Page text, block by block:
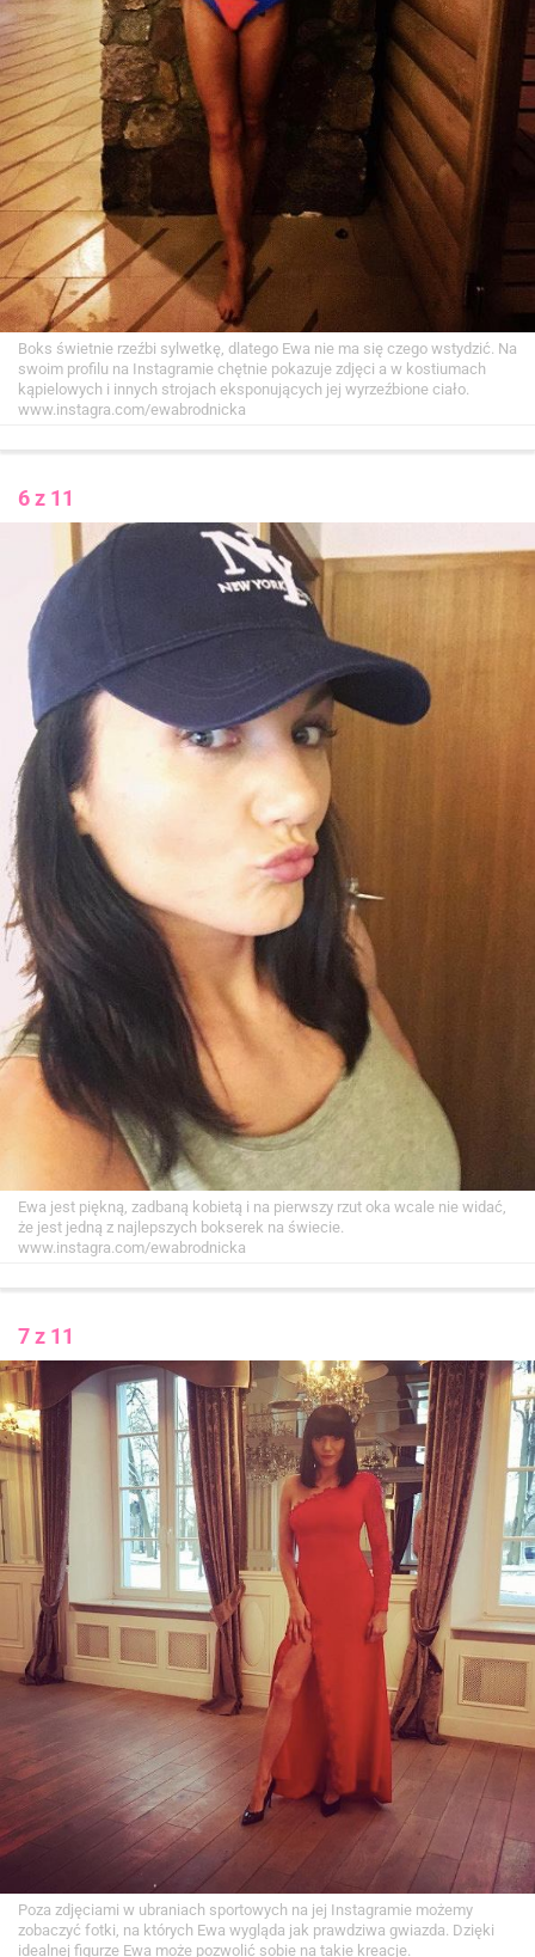
Boks świetnie rzeźbi sylwetkę, dlatego Ewa nie ma się czego wstydzić. Na
swoim profilu na Instagramie chętnie pokazuje zdjęci a w kostiumach
kąpielowych i innych strojach eksponujących jej wyrzeźbione ciało.
www.instagra.com/ewabrodnicka
6 z 11
Ewa jest piękną, zadbaną kobietą i na pierwszy rzut oka wcale nie widać,
że jest jedną z najlepszych bokserek na świecie.
www.instagra.com/ewabrodnicka
7 z 11
Poza zdjęciami w ubraniach sportowych na jej Instagramie możemy
zobaczyć fotki, na których Ewa wygląda jak prawdziwa gwiazda. Dzięki
idealnej figurze Ewa może pozwolić sobie na takie kreacje.